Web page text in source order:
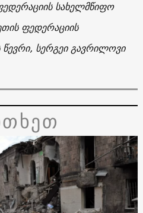
სახელმწიფო
ფედერაციის
წევრი, სერგეი გავრილოვი